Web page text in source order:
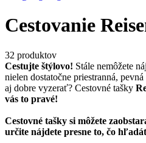
Cestovanie
32 produktov
Cestujte štýlovo! Stále nemôžete
nielen dostatočne priestranná,
aj dobre vyzerať? Cestovné tašky
vás to pravé!
Cestovné tašky si môžete
určite nájdete presne to, čo